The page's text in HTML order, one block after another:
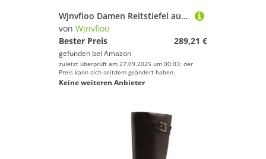
Wjnvfioo Damen Reitstiefel aus echtem Leder, kniehoch, runder Zehenbereich, flacher Reißverschluss, Schnalle, modisch, lange Stiefel
von Wjnvfioo
Bester Preis
289,21 €
gefunden bei Amazon
zuletzt überprüft am 27.09.2025 um 00:03; der
Preis kann sich seitdem geändert haben.
Keine weiteren Anbieter